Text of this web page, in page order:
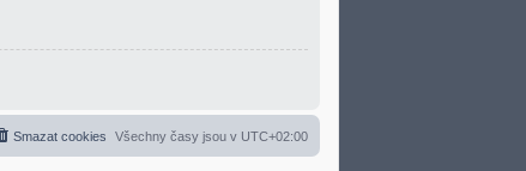
Všechny časy jsou v UTC+02:00
Smazat cookies